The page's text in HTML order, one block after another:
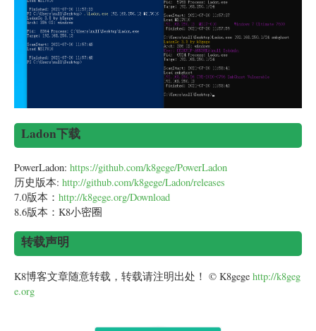
Ladon下载
PowerLadon: https://github.com/k8gege/PowerLadon
历史版本: http://github.com/k8gege/Ladon/releases
7.0版本： http://k8gege.org/Download
8.6版本：K8小密圈
转载声明
K8博客文章随意转载，转载请注明出处！ © K8gege http://k8geg
e.org